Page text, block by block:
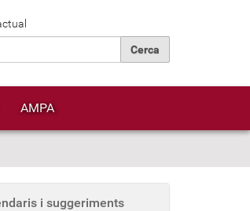
AMPA
i suggeriments